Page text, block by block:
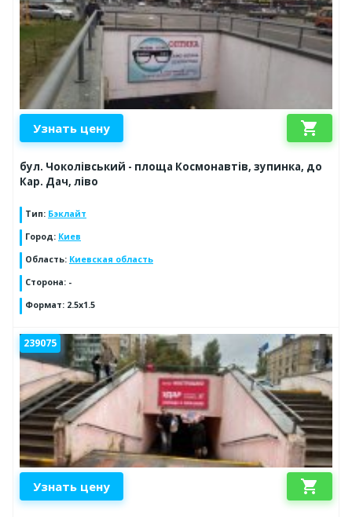
Узнать цену shopping_cart
бул. Чоколівський - площа Космонавтів, зупинка, до
Кар. Дач, ліво
Тип: Бэклайт
Город: Киев
Область: Киевская область
Сторона: -
Формат: 2.5x1.5
239075
Узнать цену shopping_cart